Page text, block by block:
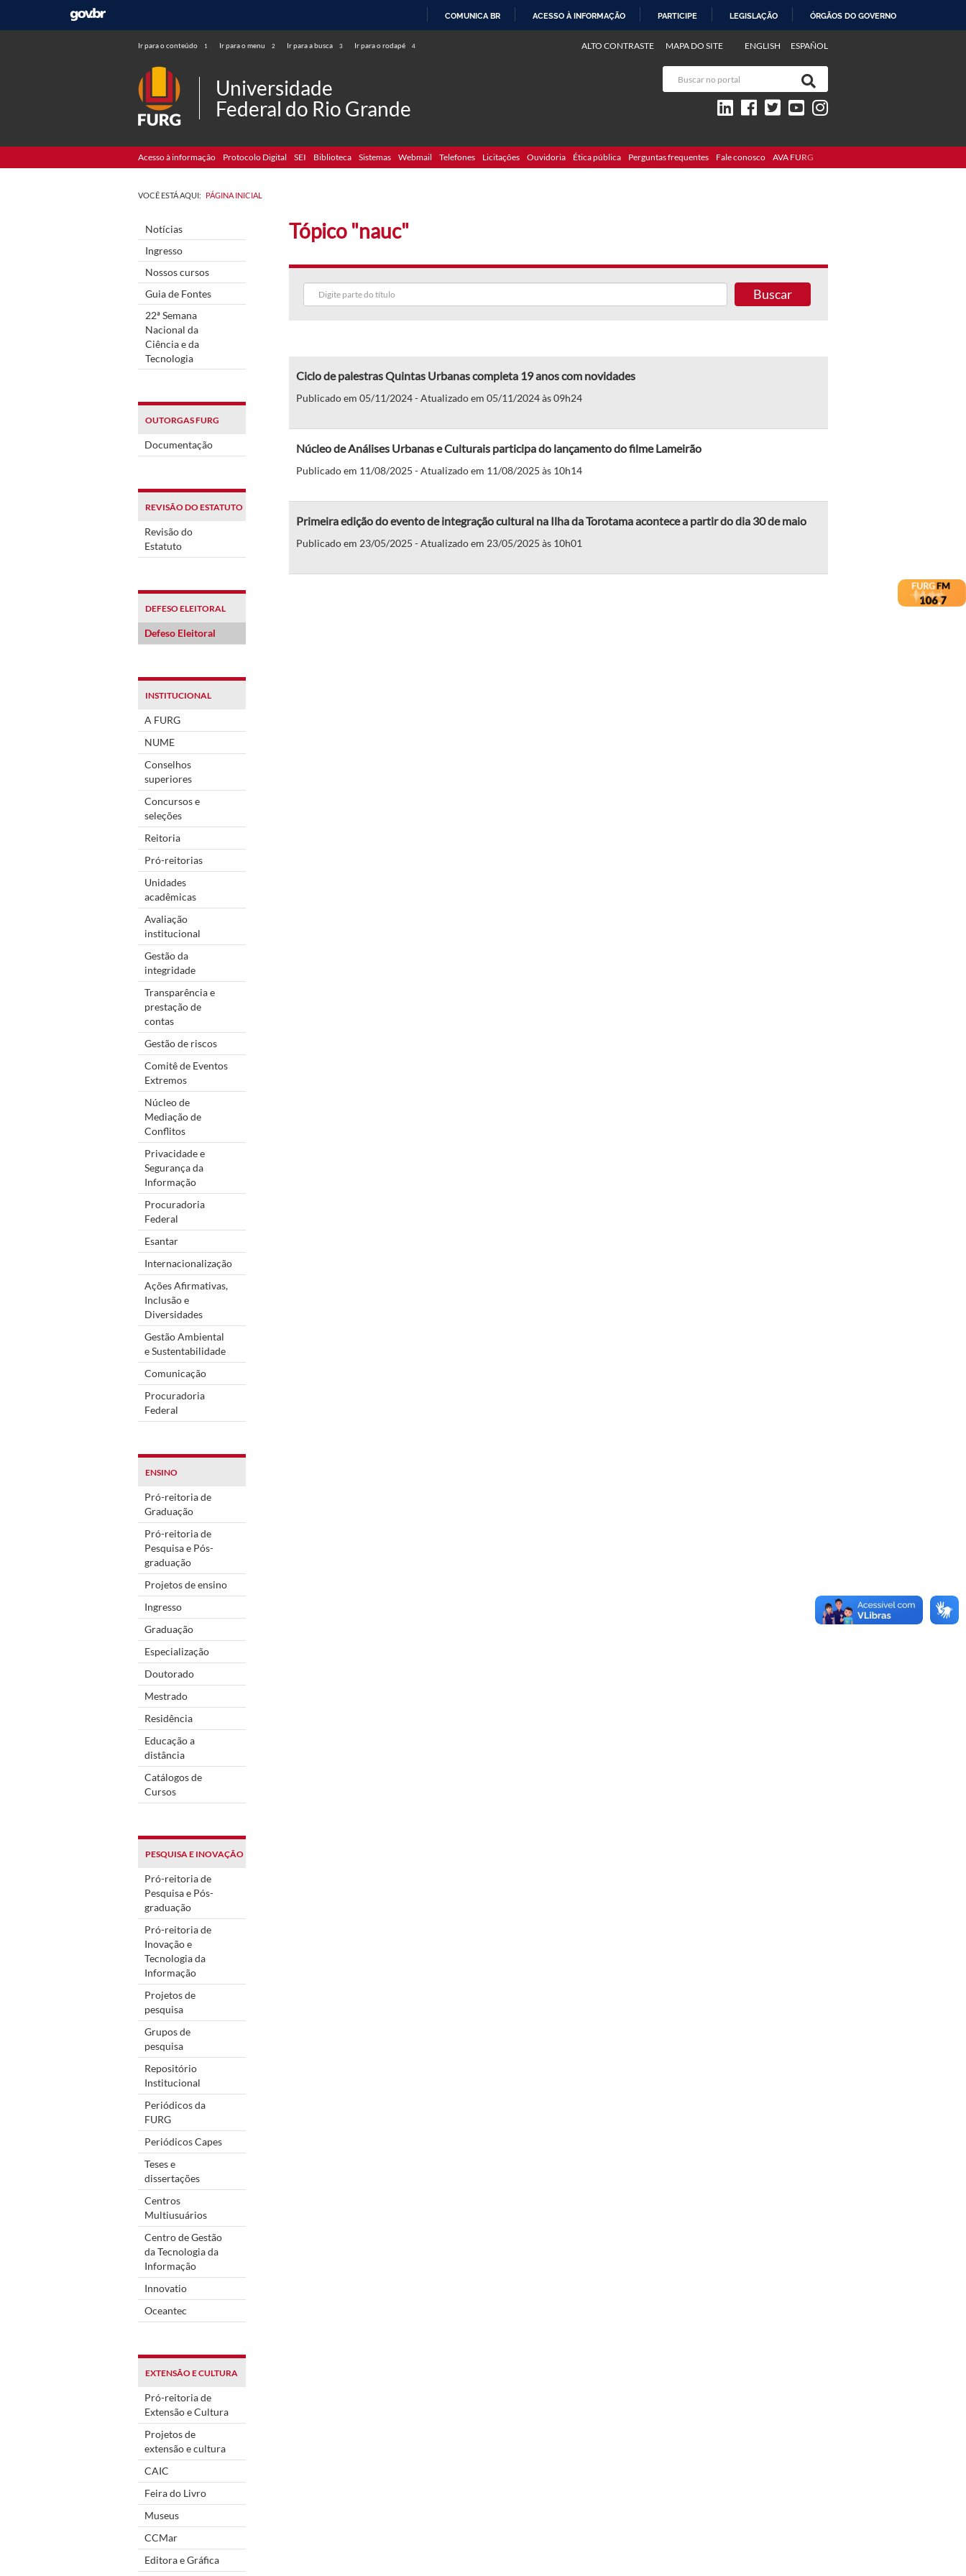
COMUNICA BR ACESSO À INFORMAÇÃO PARTICIPE LEGISLAÇÃO ÓRGÃOS DO GOVERNO
Ir para o conteúdo 1 Ir para o menu 2 Ir para a busca 3 Ir para o rodapé 4 ENGLISH ESPAÑOL
ALTO CONTRASTE MAPA DO SITE
Universidade
Federal do Rio Grande
Acesso à informação Protocolo Digital SEI Biblioteca Sistemas Webmail Telefones Licitações Ouvidoria Ética pública Perguntas frequentes Fale conosco AVA FURG
VOCÊ ESTÁ AQUI: PÁGINA INICIAL
Notícias
Ingresso
Nossos cursos
Guia de Fontes
22ª Semana
Nacional da
Ciência e da
Tecnologia
OUTORGAS FURG
Documentação
REVISÃO DO ESTATUTO
Revisão do
Estatuto
DEFESO ELEITORAL
Defeso Eleitoral
INSTITUCIONAL
A FURG
NUME
Conselhos
superiores
Concursos e
seleções
Reitoria
Pró-reitorias
Unidades
acadêmicas
Avaliação
institucional
Gestão da
integridade
Transparência e
prestação de
contas
Gestão de riscos
Comitê de Eventos
Extremos
Núcleo de
Mediação de
Conflitos
Privacidade e
Segurança da
Informação
Procuradoria
Federal
Esantar
Internacionalização
Ações Afirmativas,
Inclusão e
Diversidades
Gestão Ambiental
e Sustentabilidade
Comunicação
Procuradoria
Federal
ENSINO
Pró-reitoria de
Graduação
Pró-reitoria de
Pesquisa e Pós-
graduação
Projetos de ensino
Ingresso
Graduação
Especialização
Doutorado
Mestrado
Residência
Educação a
distância
Catálogos de
Cursos
PESQUISA E INOVAÇÃO
Pró-reitoria de
Pesquisa e Pós-
graduação
Pró-reitoria de
Inovação e
Tecnologia da
Informação
Projetos de
pesquisa
Grupos de
pesquisa
Repositório
Institucional
Periódicos da
FURG
Periódicos Capes
Teses e
dissertações
Centros
Multiusuários
Centro de Gestão
da Tecnologia da
Informação
Innovatio
Oceantec
EXTENSÃO E CULTURA
Pró-reitoria de
Extensão e Cultura
Projetos de
extensão e cultura
CAIC
Feira do Livro
Museus
CCMar
Editora e Gráfica
Tópico "nauc"
Buscar
Ciclo de palestras Quintas Urbanas completa 19 anos com novidades
Publicado em 05/11/2024 - Atualizado em 05/11/2024 às 09h24
Núcleo de Análises Urbanas e Culturais participa do lançamento do filme Lameirão
Publicado em 11/08/2025 - Atualizado em 11/08/2025 às 10h14
Primeira edição do evento de integração cultural na Ilha da Torotama acontece a partir do dia 30 de maio
Publicado em 23/05/2025 - Atualizado em 23/05/2025 às 10h01